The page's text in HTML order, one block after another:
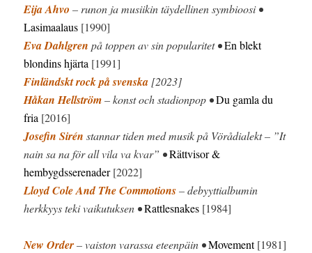
Eija Ahvo – runon ja musiikin täydellinen symbioosi •
Lasimaalaus [1990]
Eva Dahlgren på toppen av sin popularitet •En blekt
blondins hjärta [1991]
Finländskt rock på svenska [2023]
Håkan Hellström– konst och stadionpop •Du gamla du
fria [2016]
Josefin Sirén stannar tiden med musik på Vörådialekt – ”It
nain sa na för all vila va kvar” •Rättvisor &
hembygdsserenader[2022]
Lloyd Cole And The Commotions– debyyttialbumin
herkkyys teki vaikutuksen •Rattlesnakes [1984]
New Order– vaiston varassa eteenpäin •Movement[1981]